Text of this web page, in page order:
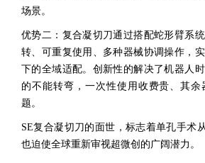
场景。
优势二：复合凝切刀通过搭配蛇形臂系
转、可重复使用、多种器械协调操作，
下的全域适配。创新性的解决了机器人
的不能转弯，一次性使用收费贵、其余
题。
SE复合凝切刀的面世，标志着单孔手术
也迫使全球重新审视超微创的广阔潜力。